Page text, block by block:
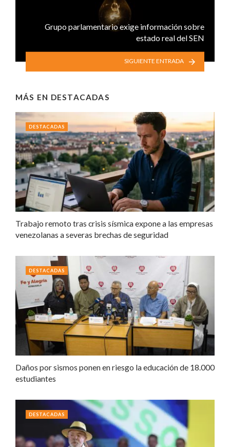
Grupo parlamentario exige información sobre
estado real del SEN
SIGUIENTE ENTRADA
MÁS EN DESTACADAS
Trabajo remoto tras crisis sísmica expone a las empresas
venezolanas a severas brechas de seguridad
DESTACADAS
Daños por sismos ponen en riesgo la educación de 18.000
estudiantes
DESTACADAS
DESTACADAS